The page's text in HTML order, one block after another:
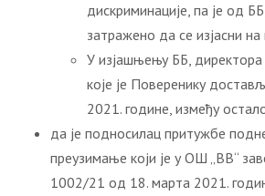
дискриминације, па је од
затражено да се изјасни
У изјашњењу ББ,
које је Поверенику
2021. године, између
да је подносилац притужбе
преузимање који је у ОШ „ВВ“
1002/21 од 18. марта 2021.